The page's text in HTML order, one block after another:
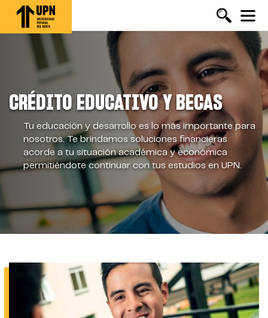
Pasar
contenido
CRÉDITO EDUCATIVO Y BECAS
Tu educación y desarrollo es lo más importante para
nosotros. Te brindamos soluciones financieras
acorde a tu situación académica y económica
permitiéndote continuar con tus estudios en UPN.